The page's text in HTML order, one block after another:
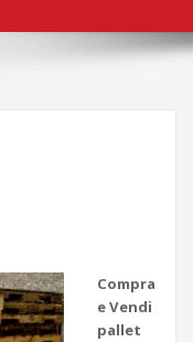
Compra
e Vendi
pallet